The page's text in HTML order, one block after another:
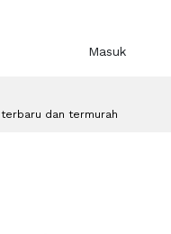
Masuk
terbaru dan termurah